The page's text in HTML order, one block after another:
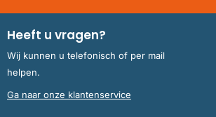
Heeft u vragen?
Wij kunnen u telefonisch of per mail
helpen.
Ga naar onze klantenservice